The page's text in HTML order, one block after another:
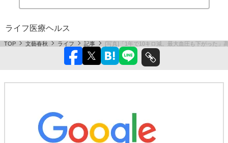
ライフ 医療ヘルス
TOP 文藝春秋 ライフ 記事 [写真]「1年で10キロ減。最大血圧も下がった」